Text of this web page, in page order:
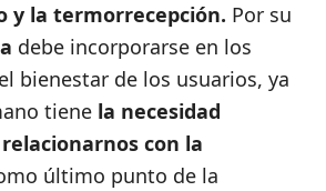
y la termorrecepción. Por su
debe incorporarse en los
bienestar de los usuarios, ya
tiene la necesidad
con la
último punto de la